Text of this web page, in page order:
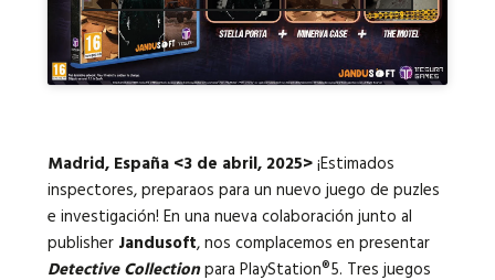
Madrid, España <3 de abril, 2025>¡Estimados
inspectores, preparaos para un nuevo juego de puzles
e investigación! En una nueva colaboración junto al
publisher Jandusoft, nos complacemos en presentar
Detective Collectionpara PlayStation®5. Tres juegos
Idiomas: